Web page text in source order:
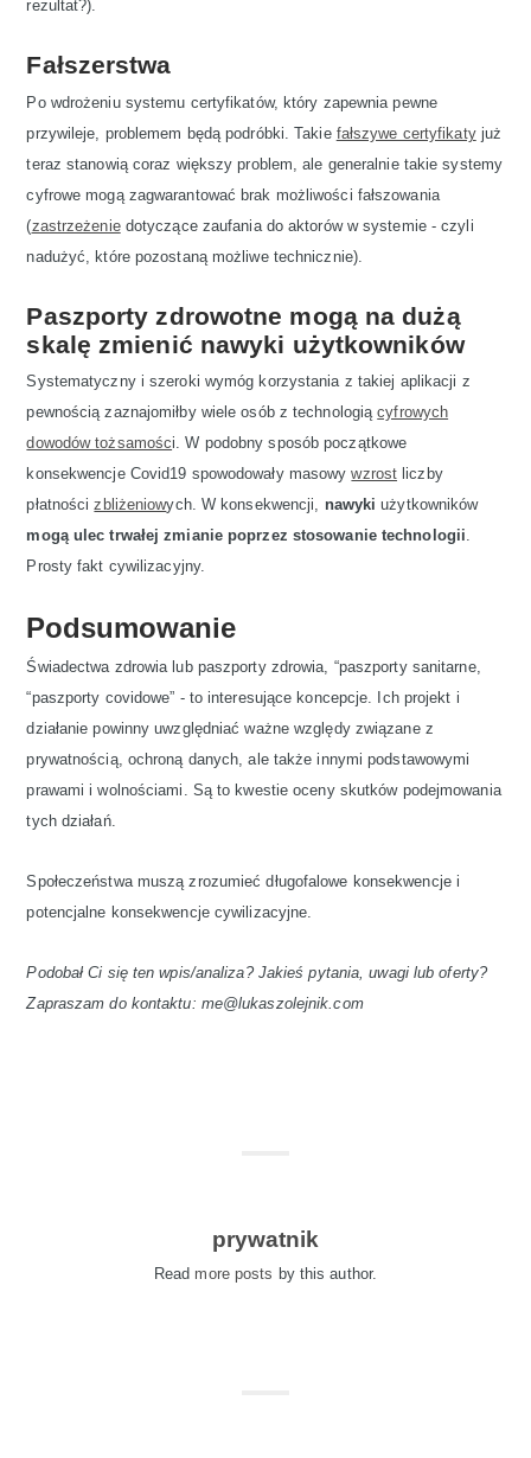
rezultat?).
Fałszerstwa
Po wdrożeniu systemu certyfikatów, który zapewnia pewne
przywileje, problemem będą podróbki. Takie fałszywe certyfikatyjuż
teraz stanowią coraz większy problem, ale generalnie takie systemy
cyfrowe mogą zagwarantować brak możliwości fałszowania
(zastrzeżeniedotyczące zaufania do aktorów w systemie - czyli
nadużyć, które pozostaną możliwe technicznie).
Paszporty zdrowotne mogą na dużą
skalę zmienić nawyki użytkowników
Systematyczny i szeroki wymóg korzystania z takiej aplikacji z
pewnością zaznajomiłby wiele osób z technologiącyfrowych
dowodów tożsamości. W podobny sposób początkowe
konsekwencje Covid19 spowodowały masowywzrost liczby
płatnościzbliżeniowych. W konsekwencji, nawykiużytkowników
mogą ulec trwałej zmianie poprzez stosowanie technologii
Prosty fakt cywilizacyjny.
Podsumowanie
Świadectwa zdrowia lub paszporty zdrowia, “paszporty sanitarne,
“paszporty covidowe” - to interesujące koncepcje. Ich projekt i
działanie powinny uwzględniać ważne względy związane z
prywatnością, ochroną danych, ale także innymi podstawowymi
prawami i wolnościami. Są to kwestie oceny skutków podejmowania
tych działań.
Społeczeństwa muszą zrozumieć długofalowe konsekwencje i
potencjalne konsekwencje cywilizacyjne.
Podobał Ci się ten wpis/analiza? Jakieś pytania, uwagi lub oferty?
Zapraszam do kontaktu: me@lukaszolejnik.com
prywatnik
Read more posts by this author.